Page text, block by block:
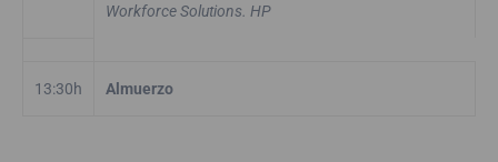
Workforce Solutions. HP
13:30h Almuerzo